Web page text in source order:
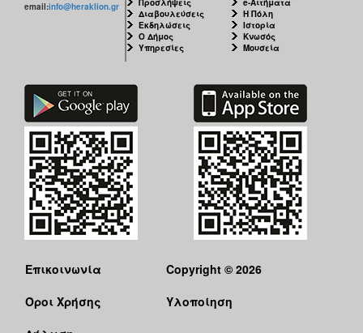
email:info@heraklion.gr
Διαβουλεύσεις
Εκδηλώσεις
Ο Δήμος
Υπηρεσίες
Η Πόλη
Ιστορία
Κνωσός
Μουσεία
Επικοινωνία
Όροι Χρήσης
Copyright © 2026
Υλοποίηση